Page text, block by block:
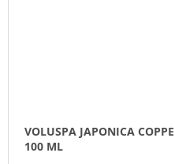
VOLUSPA JAPONICA
100 ML